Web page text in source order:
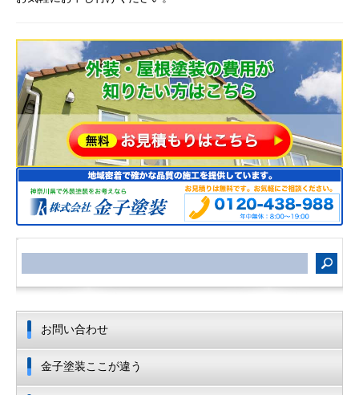
イ
検
お問い合わせ
金子塗装ここが違う